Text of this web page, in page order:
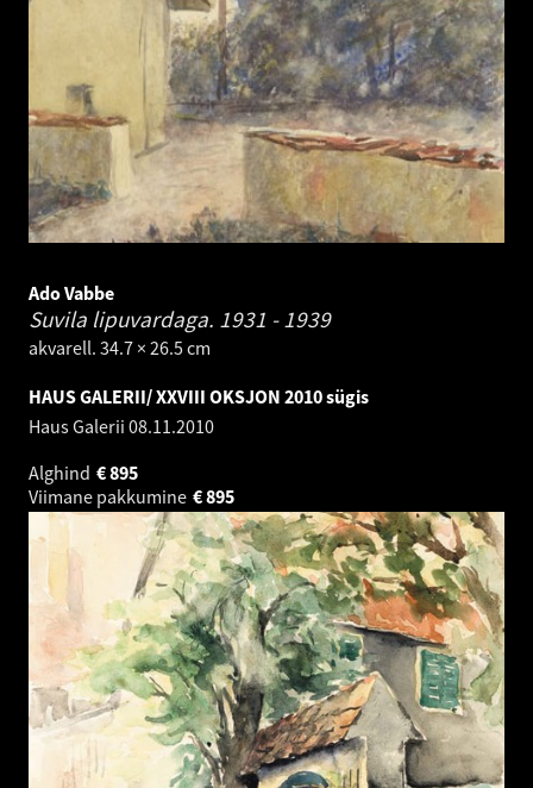
Ado Vabbe
Suvila lipuvardaga. 1931 - 1939
akvarell. 34.7 × 26.5 cm
HAUS GALERII/ XXVIII OKSJON 2010 sügis
Haus Galerii 08.11.2010
Alghind
895
€
Viimane pakkumine
895
€